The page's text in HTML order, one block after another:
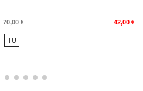
70,00 € 42,00 €
TU